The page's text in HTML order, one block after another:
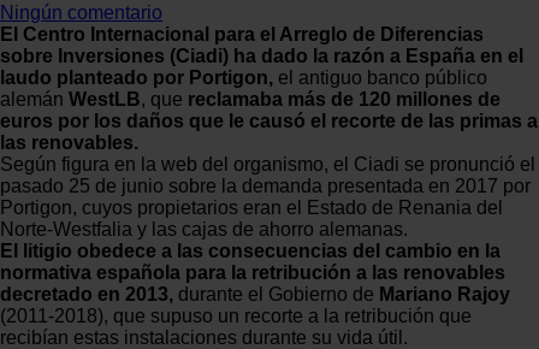
Ningún comentario
El Centro Internacional para el Arreglo de Diferencias
sobre Inversiones (Ciadi) ha dado la razón a España en el
laudo planteado por Portigon, el antiguo banco público
alemán WestLB, que reclamaba más de 120 millones de
euros por los daños que le causó el recorte de las primas a
las renovables.
Según figura en la web del organismo, el Ciadi se pronunció el
pasado 25 de junio sobre la demanda presentada en 2017 por
Portigon, cuyos propietarios eran el Estado de Renania del
Norte-Westfalia y las cajas de ahorro alemanas.
El litigio obedece a las consecuencias del cambio en la
normativa española para la retribución a las renovables
decretado en 2013, durante el Gobierno de Mariano Rajoy
(2011-2018), que supuso un recorte a la retribución que
recibían estas instalaciones durante su vida útil.